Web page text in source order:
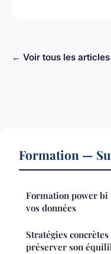
← Voir tous les
Formation —
Formation power bi
vos données
Stratégies
préserver son